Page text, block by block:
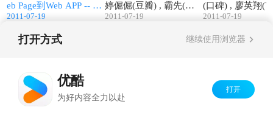
eb Page到Web APP -- 周
志超(腾讯)
2011-07-19
婷倔倔(豆瓣) , 霸先(淘
宝网) , 杨扬(豆瓣)
2011-07-19
(口碑) , 廖英翔
, 陈成(淘宝)
2011-07-19
打开方式 继续使用浏览器
优酷
为好内容全力以赴
打开